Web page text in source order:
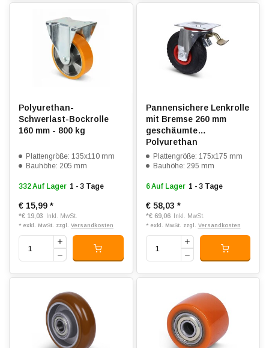
Polyurethan-
Schwerlast-Bockrolle
160 mm - 800 kg
Plattengröße: 135x110 mm
Bauhöhe: 205 mm
332 Auf Lager 1 - 3 Tage
€ 15,99 *
*€ 19,03 Inkl. MwSt.
* exkl. MwSt. zzgl. Versandkosten
Pannensichere Lenkrolle
mit Bremse 260 mm
geschäumte
Polyurethan
Stollenprofil - 150 kg
Plattengröße: 175x175 mm
Bauhöhe: 295 mm
6 Auf Lager 1 - 3 Tage
€ 58,03 *
*€ 69,06 Inkl. MwSt.
* exkl. MwSt. zzgl. Versandkosten